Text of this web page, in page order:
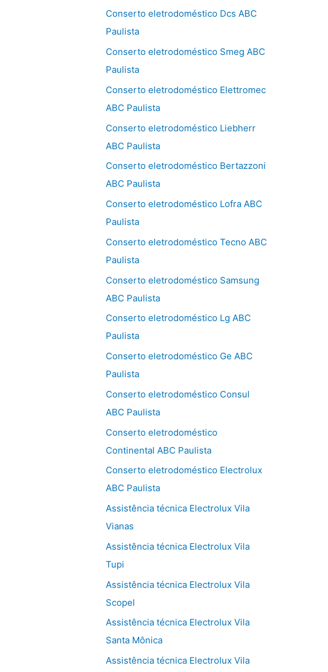
Conserto eletrodoméstico Dcs ABC
Paulista
Conserto eletrodoméstico Smeg ABC
Paulista
Conserto eletrodoméstico Elettromec
ABC Paulista
Conserto eletrodoméstico Liebherr
ABC Paulista
Conserto eletrodoméstico Bertazzoni
ABC Paulista
Conserto eletrodoméstico Lofra ABC
Paulista
Conserto eletrodoméstico Tecno ABC
Paulista
Conserto eletrodoméstico Samsung
ABC Paulista
Conserto eletrodoméstico Lg ABC
Paulista
Conserto eletrodoméstico Ge ABC
Paulista
Conserto eletrodoméstico Consul
ABC Paulista
Conserto eletrodoméstico
Continental ABC Paulista
Conserto eletrodoméstico Electrolux
ABC Paulista
Assistência técnica Electrolux Vila
Vianas
Assistência técnica Electrolux Vila
Tupi
Assistência técnica Electrolux Vila
Scopel
Assistência técnica Electrolux Vila
Santa Mônica
Assistência técnica Electrolux Vila